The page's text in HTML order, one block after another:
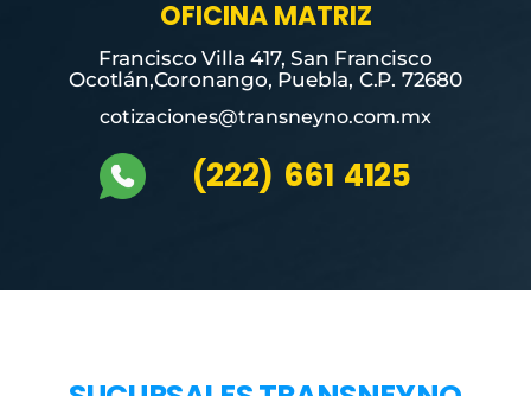
OFICINA MATRIZ
Francisco Villa 417, San Francisco
Ocotlán,Coronango, Puebla, C.P. 72680
cotizaciones@transneyno.com.mx
(222) 661 4125